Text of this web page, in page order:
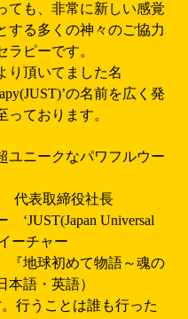
ても、非常に新しい感覚
する多くの神々のご協力
ラピーです。
り頂いてました名
の名前を広く発
ております。
ユニークなパワフルウー
代表取締役社長
Universal
ーチャー
地球初めて物語～魂の
語・英語）
行うことは誰も行った